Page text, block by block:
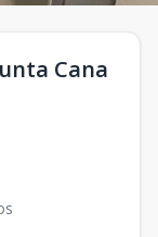
Cana